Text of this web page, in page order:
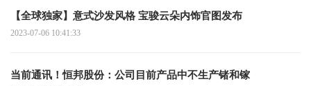
【全球独家】意式沙发风格 宝骏云朵内饰官图发布
2023-07-06 10:41:33
当前通讯！恒邦股份：公司目前产品中不生产锗和镓